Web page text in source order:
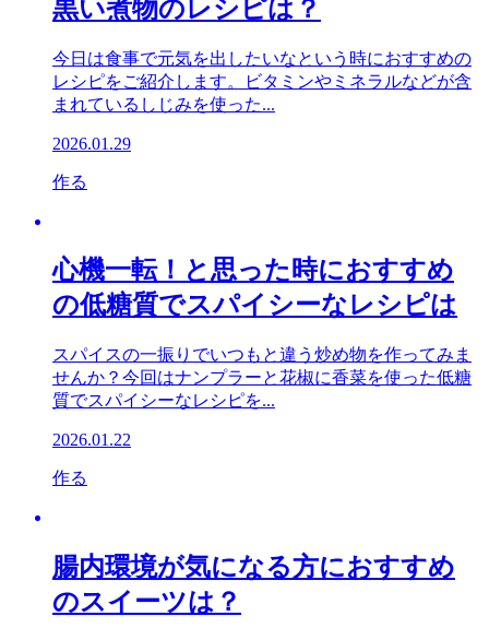
黒い煮物のレシピは？
今日は食事で元気を出したいなという時におすすめの
レシピをご紹介します。ビタミンやミネラルなどが含
まれているしじみを使った...
2026.01.29
作る
心機一転！と思った時におすすめ
の低糖質でスパイシーなレシピは
スパイスの一振りでいつもと違う炒め物を作ってみま
せんか？今回はナンプラーと花椒に香菜を使った低糖
質でスパイシーなレシピを...
2026.01.22
作る
腸内環境が気になる方におすすめ
のスイーツは？